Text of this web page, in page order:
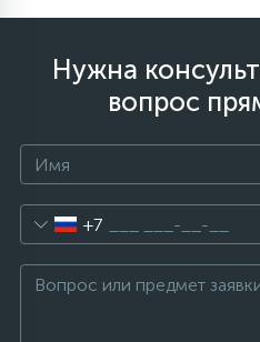
Нужна
вопрос
+7